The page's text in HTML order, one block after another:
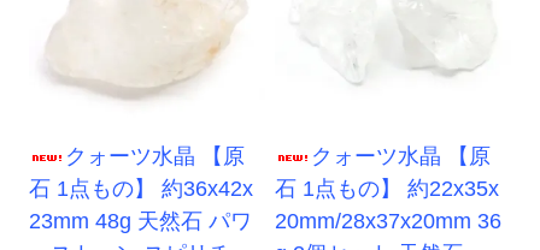
クォーツ水晶 【原
石 1点もの】 約36x42x
23mm 48g 天然石 パワ
クォーツ水晶 【原
石 1点もの】 約22x35x
20mm/28x37x20mm 36